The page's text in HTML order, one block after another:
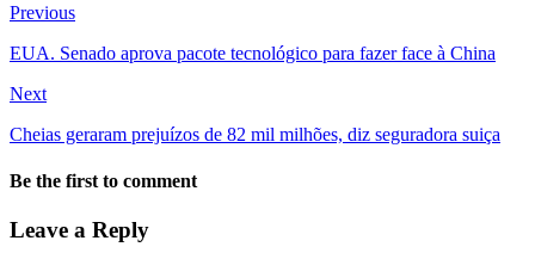
Previous
EUA. Senado aprova pacote tecnológico para fazer face à China
Next
Cheias geraram prejuízos de 82 mil milhões, diz seguradora suiça
Be the first to comment
Leave a Reply